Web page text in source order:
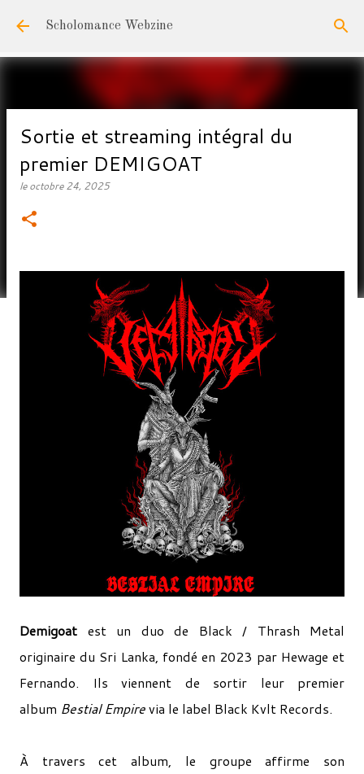
Accéder au contenu principal
Scholomance Webzine
Sortie et streaming intégral du
premier DEMIGOAT
leoctobre 24, 2025
Demigoat est un duo de Black / Thrash Metal
originaire du Sri Lanka, fondé en 2023 par Hewage et
Fernando. Ils viennent de sortir leur premier
album Bestial Empirevia le label Black Kvlt Records.
À travers cet album, le groupe affirme son